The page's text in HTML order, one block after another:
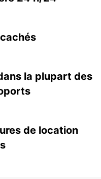
la plupart des
de location